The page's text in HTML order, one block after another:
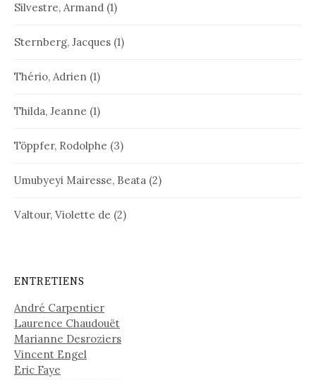
Silvestre, Armand (1)
Sternberg, Jacques (1)
Thério, Adrien (1)
Thilda, Jeanne (1)
Töppfer, Rodolphe (3)
Umubyeyi Mairesse, Beata (2)
Valtour, Violette de (2)
ENTRETIENS
André Carpentier
Laurence Chaudouët
Marianne Desroziers
Vincent Engel
Eric Faye